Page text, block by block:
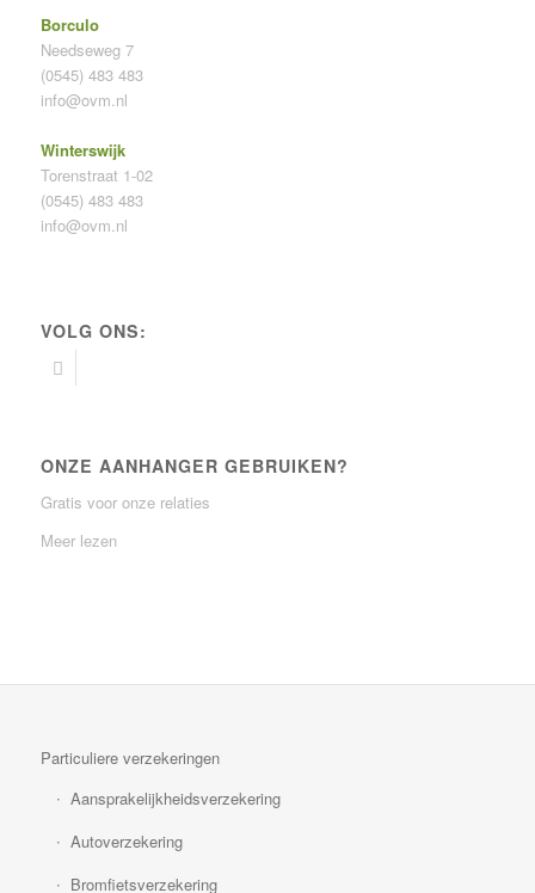
Borculo
Needseweg 7
(0545) 483 483
info@ovm.nl
Winterswijk
Torenstraat 1-02
(0545) 483 483
info@ovm.nl
VOLG ONS:
ONZE AANHANGER GEBRUIKEN?
Gratis voor onze relaties
Meer lezen
Particuliere verzekeringen
Aansprakelijkheidsverzekering
Autoverzekering
Bromfietsverzekering